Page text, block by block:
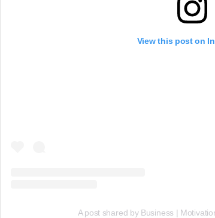
View this post on
A post shared by Business |